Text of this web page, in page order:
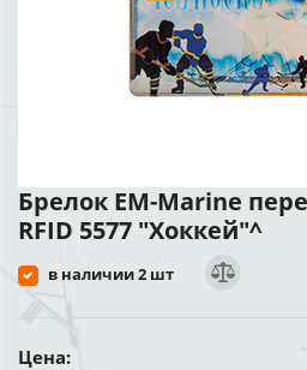
Брелок EM-Marine
RFID 5577 "Хоккей"^
в наличии 2 шт
Цена: